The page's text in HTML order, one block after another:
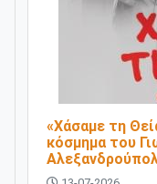
«Χάσαμε τη
κόσμημα του